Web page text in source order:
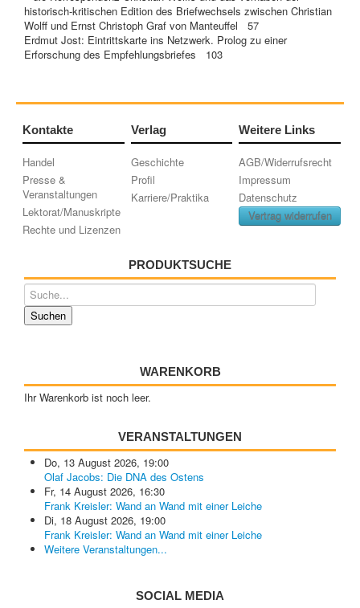
historisch-kritischen Edition des Briefwechsels zwischen Christian
Wolff und Ernst Christoph Graf von Manteuffel 57
Erdmut Jost: Eintrittskarte ins Netzwerk. Prolog zu einer
Erforschung des Empfehlungsbriefes 103
Kontakte
Handel
Presse &
Veranstaltungen
Lektorat/Manuskripte
Rechte und Lizenzen
Verlag
Geschichte
Profil
Karriere/Praktika
Weitere Links
AGB/Widerrufsrecht
Impressum
Datenschutz
Vertrag widerrufen
PRODUKTSUCHE
WARENKORB
Ihr Warenkorb ist noch leer.
VERANSTALTUNGEN
Do, 13 August 2026, 19:00
Olaf Jacobs: Die DNA des Ostens
Fr, 14 August 2026, 16:30
Frank Kreisler: Wand an Wand mit einer Leiche
Di, 18 August 2026, 19:00
Frank Kreisler: Wand an Wand mit einer Leiche
Weitere Veranstaltungen...
SOCIAL MEDIA